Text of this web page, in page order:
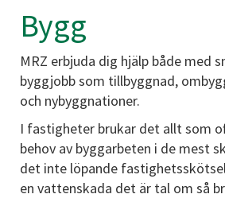
Bygg
MRZ erbjuda dig hjälp både med
byggjobb som tillbyggnad,
och nybyggnationer.
I fastigheter brukar det allt som
behov av byggarbeten i de mest
det inte löpande
en vattenskada det är tal om så